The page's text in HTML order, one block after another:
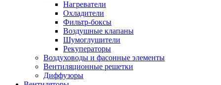
Нагреватели
Охладители
Фильтр-боксы
Воздушные клапаны
Шумоглушители
Рекуператоры
Воздуховоды и фасонные элементы
Вентиляционные решетки
Диффузоры